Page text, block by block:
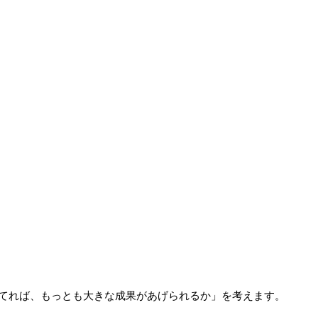
ば、もっとも大きな成果があげられるか」を考えます。